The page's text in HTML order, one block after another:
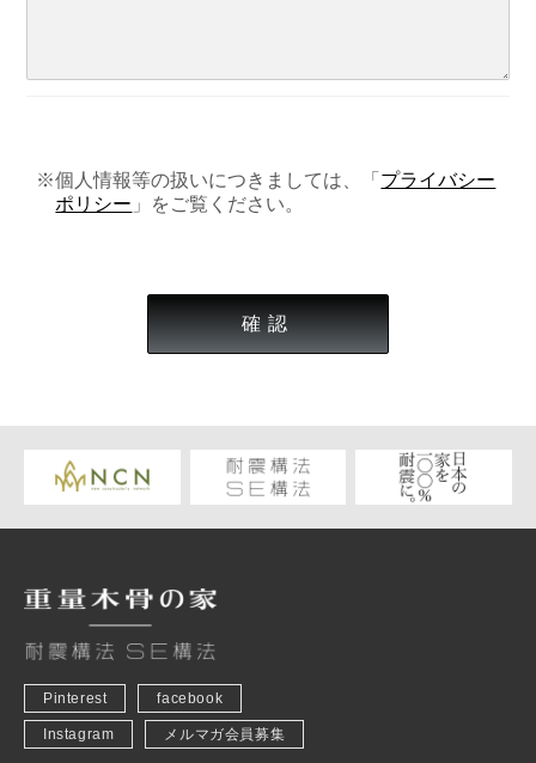
※個人情報等の扱いにつきましては、「 プライバシー
ポリシー 」をご覧ください。
Pinterest facebook
Instagram メルマガ会員募集